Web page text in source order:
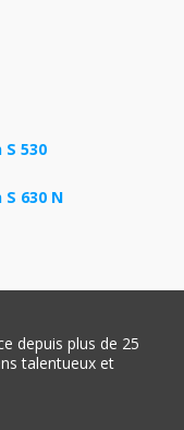
S 530
S 630 N
depuis plus de 25
talentueux et